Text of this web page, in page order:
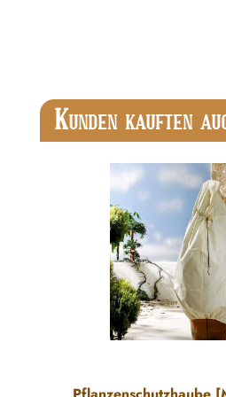
Produktgalerie überspringen
KUNDEN KAUFTEN